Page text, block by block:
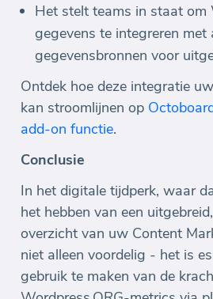
Het stelt teams in staat om
gegevens te integreren met
gegevensbronnen voor
Ontdek hoe deze integratie
kan stroomlijnen op
add-on functie.
Conclusie
In het digitale tijdperk, waar
het hebben van een
overzicht van uw Content
niet alleen voordelig - het is
gebruik te maken van de